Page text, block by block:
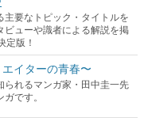
イターの青春〜
れるマンガ家・田中圭一先
です。
の魅力を画面や操作の具体的
骨太な評論連載です。